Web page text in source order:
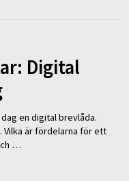
Digital
en digital brevlåda.
Vilka är fördelarna för ett
…